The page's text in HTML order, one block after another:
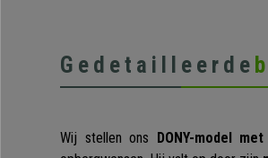
Gedetailleerde
Wij stellen ons DONY-model